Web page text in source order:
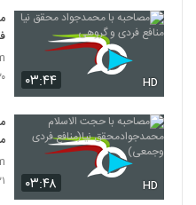
۰۳:۴۴ HD
۲۰
۰۳:۴۸ HD
۲۱